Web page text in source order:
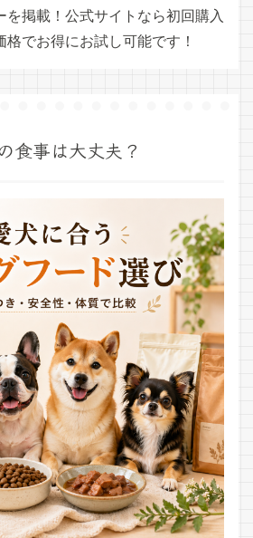
を掲載！公式サイトなら初回購入
でお得にお試し可能です！
食事は大丈夫？